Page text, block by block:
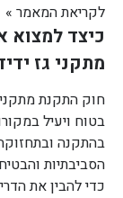
לקריאת המאמר »
כיצד
מתקני גז
חוק התקנת מתקני
בטוח ויעיל
בהתקנה
הסביבתיות
כדי להבין את